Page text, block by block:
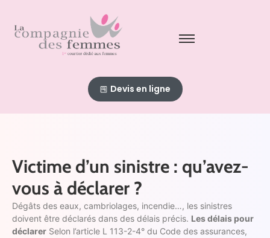
Devis en ligne
Victime d’un sinistre : qu’avez-
vous à déclarer ?
Dégâts des eaux, cambriolages, incendie…, les sinistres
doivent être déclarés dans des délais précis. Les délais pour
déclarer Selon l’article L 113-2-4° du Code des assurances,